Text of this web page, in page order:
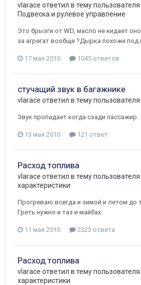
vlarace ответил в тему пользователя
Подвеска и рулевое управление
Это брызги от WD, масло не кидает
за агрегат вообще ?Дырка похоже под
17 мая 2010 1045 ответов
стучащий звук в багажнике
vlarace ответил в тему пользователя
Звук пропадает когда сзади пассажир.
13 мая 2010 121 ответ
Расход топлива
vlarace ответил в тему пользователя
характеристики
Прогреваю всегда и зимой и летом до
Греть нужно и таз и майбах.
11 мая 2010 2323 ответа
Расход топлива
vlarace ответил в тему пользователя
характеристики